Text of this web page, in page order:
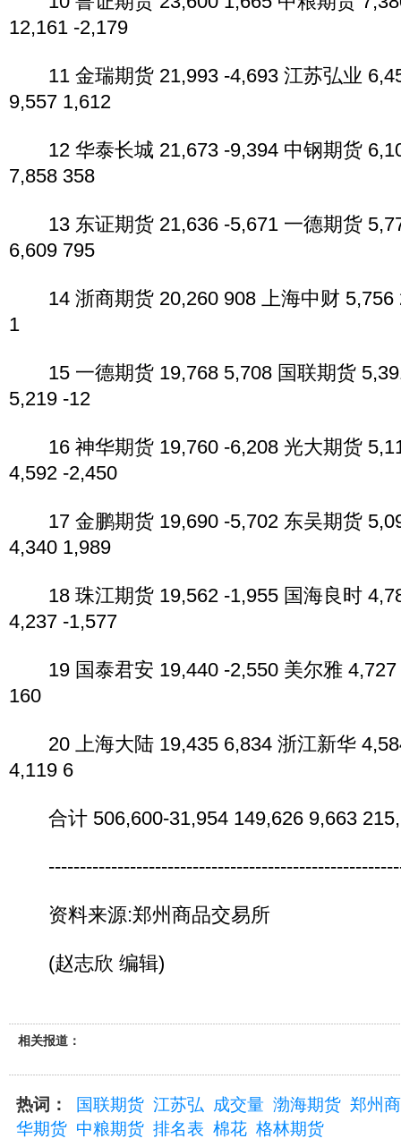
12,161 -2,179
11 金瑞期货 21,993 -4,693 江苏弘业
9,557 1,612
12 华泰长城 21,673 -9,394 中钢期货
7,858 358
13 东证期货 21,636 -5,671 一德期货
6,609 795
14 浙商期货 20,260 908 上海中财 5,756
1
15 一德期货 19,768 5,708 国联期货
5,219 -12
16 神华期货 19,760 -6,208 光大期货
4,592 -2,450
17 金鹏期货 19,690 -5,702 东吴期货
4,340 1,989
18 珠江期货 19,562 -1,955 国海良时
4,237 -1,577
19 国泰君安 19,440 -2,550 美尔雅 4,727
160
20 上海大陆 19,435 6,834 浙江新华
4,119 6
合计 506,600-31,954 149,626 9,663
资料来源:郑州商品交易所
(赵志欣 编辑)
相关报道：
热词： 国联期货 江苏弘 成交量 渤海期货 郑州
华期货 中粮期货 排名表 棉花 格林期货